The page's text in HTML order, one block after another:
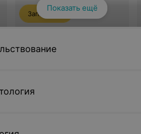
Записаться
Показать ещё